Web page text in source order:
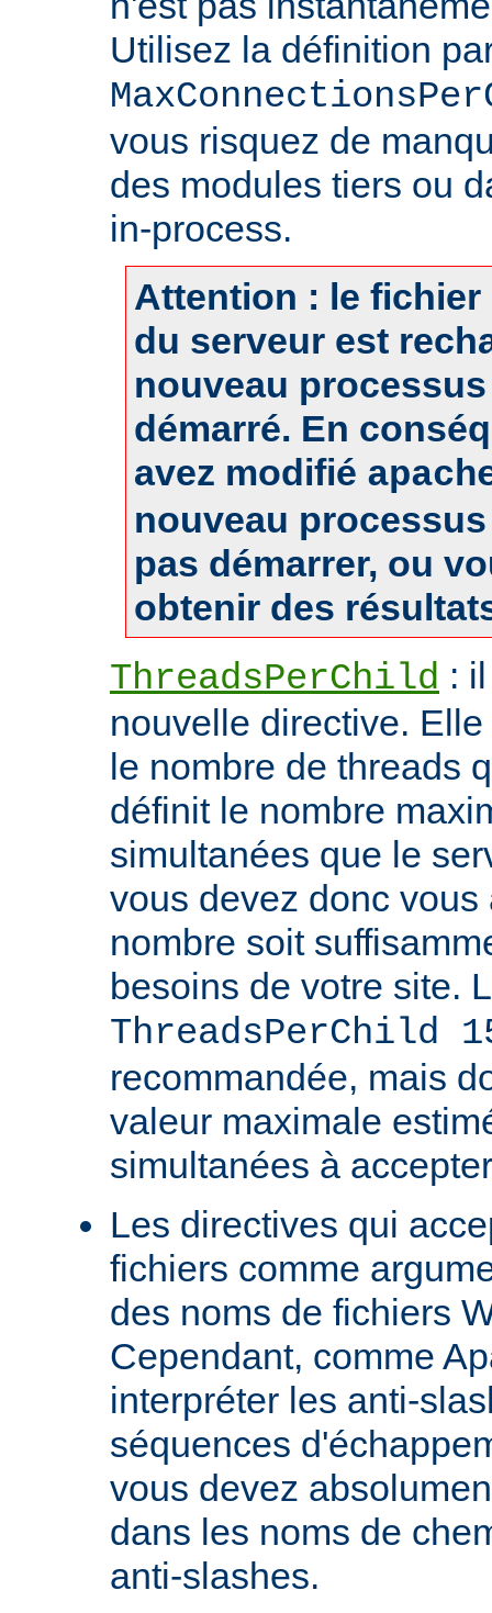
Utilisez la définition
vous risquez de
des modules tiers ou
in-process.
Attention : le
du serveur est
nouveau
démarré. En
avez modifié
nouveau
pas démarrer, ou
obtenir des
ThreadsPerChild :
nouvelle directive.
le nombre de threads
définit le nombre
simultanées que le
vous devez donc vous
nombre soit
besoins de votre site.
ThreadsPerChild
recommandée, mais
valeur maximale
simultanées à
Les directives qui
fichiers comme
des noms de fichiers
Cependant, comme
interpréter les anti-
séquences
vous devez
dans les noms de
anti-slashes.